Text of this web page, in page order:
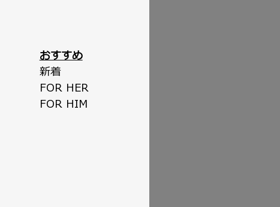
おすすめ
新着
FOR HER
FOR HIM